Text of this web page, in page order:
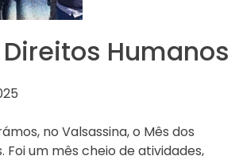
Humanos
no Valsassina, o Mês dos
Foi um mês cheio de atividades,